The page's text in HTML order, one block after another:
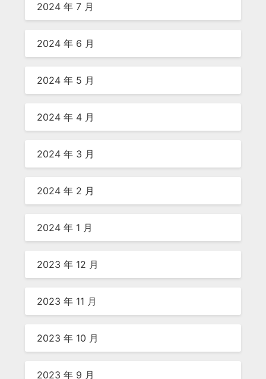
2024 年 7 月
2024 年 6 月
2024 年 5 月
2024 年 4 月
2024 年 3 月
2024 年 2 月
2024 年 1 月
2023 年 12 月
2023 年 11 月
2023 年 10 月
2023 年 9 月